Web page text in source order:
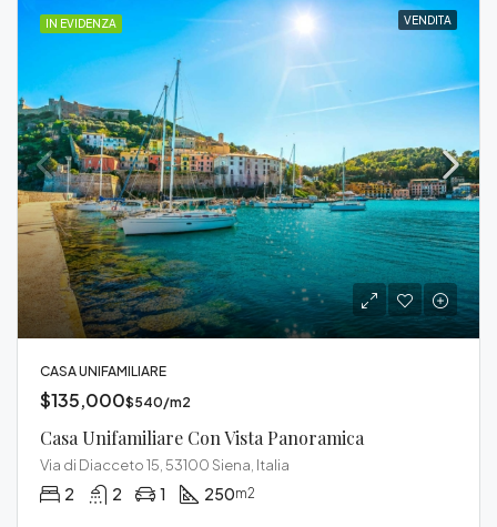
IN EVIDENZA VENDITA
CASA UNIFAMILIARE
$135,000$540/m2
Casa Unifamiliare Con Vista Panoramica
Via di Diacceto 15, 53100 Siena, Italia
2 2 1 250m2